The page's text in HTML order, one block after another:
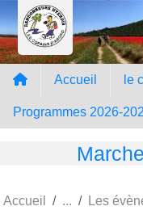
Accueil le
Programmes 2026-
Accueil Les
Panneau de gestion